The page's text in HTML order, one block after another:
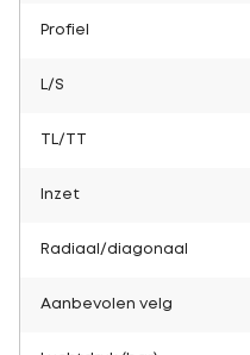
Profiel
L/S
TL/TT
Inzet
Radiaal/diagonaal
Aanbevolen velg